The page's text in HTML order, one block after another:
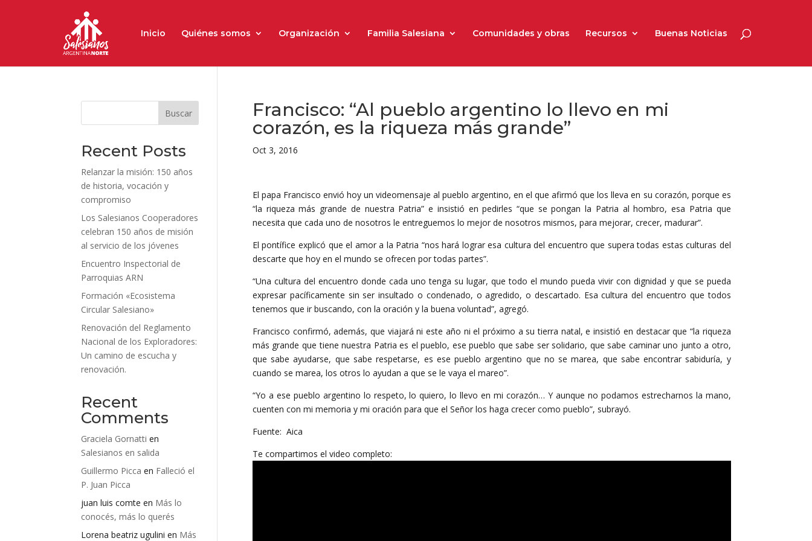
Inicio Quiénes somos Organización Familia Salesiana Comunidades y obras Recursos Buenas Noticias
Francisco: “Al pueblo argentino lo llevo en mi
corazón, es la riqueza más grande”
Oct 3, 2016
El papa Francisco envió hoy un videomensaje al pueblo argentino, en el que afirmó que los lleva en su corazón, porque es
“la riqueza más grande de nuestra Patria” e insistió en pedirles “que se pongan la Patria al hombro, esa Patria que
necesita que cada uno de nosotros le entreguemos lo mejor de nosotros mismos, para mejorar, crecer, madurar”.
El pontífice explicó que el amor a la Patria “nos hará lograr esa cultura del encuentro que supera todas estas culturas del
descarte que hoy en el mundo se ofrecen por todas partes”.
“Una cultura del encuentro donde cada uno tenga su lugar, que todo el mundo pueda vivir con dignidad y que se pueda
expresar pacíficamente sin ser insultado o condenado, o agredido, o descartado. Esa cultura del encuentro que todos
tenemos que ir buscando, con la oración y la buena voluntad”, agregó.
Francisco confirmó, además, que viajará ni este año ni el próximo a su tierra natal, e insistió en destacar que “la riqueza
más grande que tiene nuestra Patria es el pueblo, ese pueblo que sabe ser solidario, que sabe caminar uno junto a otro,
que sabe ayudarse, que sabe respetarse, es ese pueblo argentino que no se marea, que sabe encontrar sabiduría, y
cuando se marea, los otros lo ayudan a que se le vaya el mareo”.
“Yo a ese pueblo argentino lo respeto, lo quiero, lo llevo en mi corazón… Y aunque no podamos estrecharnos la mano,
cuenten con mi memoria y mi oración para que el Señor los haga crecer como pueblo”, subrayó.
Fuente: Aica
Te compartimos el video completo:
Buscar
Recent Posts
Relanzar la misión: 150 años
de historia, vocación y
compromiso
Los Salesianos Cooperadores
celebran 150 años de misión
al servicio de los jóvenes
Encuentro Inspectorial de
Parroquias ARN
Formación «Ecosistema
Circular Salesiano»
Renovación del Reglamento
Nacional de los Exploradores:
Un camino de escucha y
renovación.
Recent
Comments
Graciela Gornatti en
Salesianos en salida
Guillermo Picca en Falleció el
P. Juan Picca
juan luis comte en Más lo
conocés, más lo querés
Lorena beatriz ugulini en Más